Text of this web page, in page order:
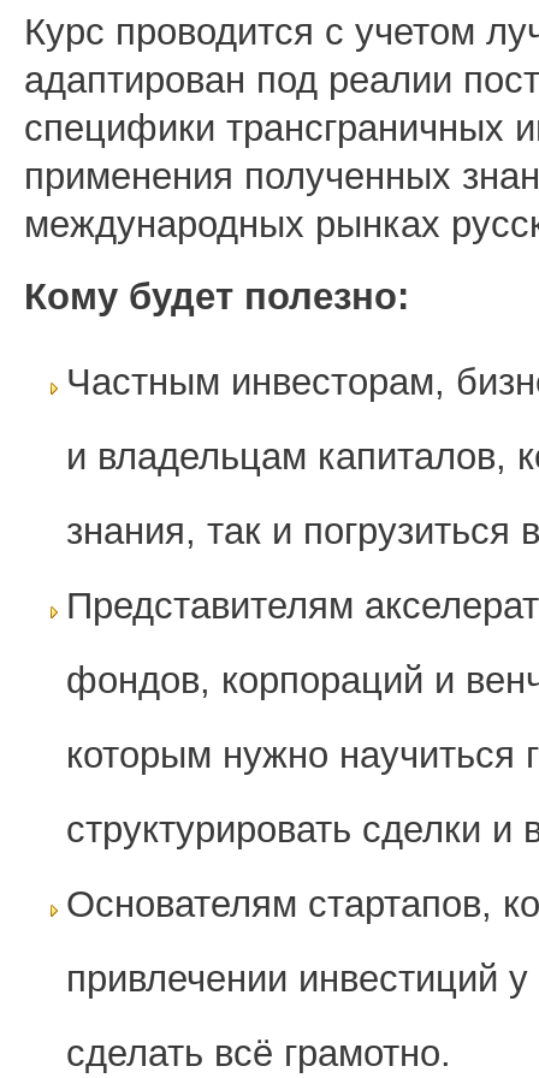
Курс проводится с учетом
адаптирован под реалии
специфики трансграничных
применения полученных
международных рынках
Кому будет полезно:
Частным инвесторам,
и владельцам капиталов,
знания, так и погрузиться
Представителям
фондов, корпораций и
которым нужно научиться
структурировать сделки и
Основателям стартапов,
привлечении инвестиций
сделать всё грамотно.